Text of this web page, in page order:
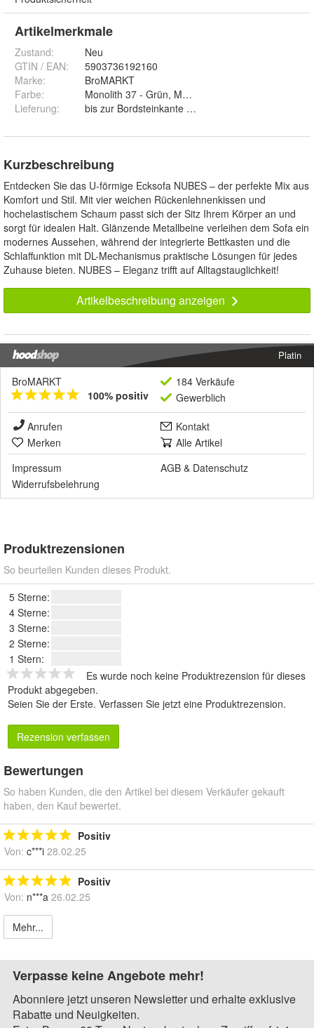
Artikelmerkmale
Zustand:
Neu
GTIN / EAN:
5903736192160
Marke:
BroMARKT
Farbe:
Monolith 37 - Grün, Monolith 48 - Senfgelb,
Lieferung:
Kurzbeschreibung
Entdecken Sie das U-förmige Ecksofa NUBES – der perfekte Mix aus
Komfort und Stil. Mit vier weichen Rückenlehnenkissen und
hochelastischem Schaum passt sich der Sitz Ihrem Körper an und
sorgt für idealen Halt. Glänzende Metallbeine verleihen dem Sofa ein
modernes Aussehen, während der integrierte Bettkasten und die
Schlaffunktion mit DL-Mechanismus praktische Lösungen für jedes
Zuhause bieten. NUBES – Eleganz trifft auf Alltagstauglichkeit!
Artikelbeschreibung anzeigen
Platin
BroMARKT
100% positiv
184 Verkäufe
Gewerblich
Anrufen
Kontakt
Merken
Alle Artikel
Impressum
AGB & Datenschutz
Widerrufsbelehrung
Produktrezensionen
So beurteilen Kunden dieses Produkt.
5 Sterne:
4 Sterne:
3 Sterne:
2 Sterne:
1 Stern:
Es wurde noch keine Produktrezension für dieses
Produkt abgegeben.
Seien Sie der Erste. Verfassen Sie jetzt eine Produktrezension.
Rezension verfassen
Bewertungen
So haben Kunden, die den Artikel bei diesem Verkäufer gekauft
haben, den Kauf bewertet.
Positiv
Von: c***i 28.02.25
Positiv
Von: n***a 26.02.25
Mehr...
Verpasse keine Angebote mehr!
Abonniere jetzt unseren Newsletter und erhalte exklusive
Rabatte und Neuigkeiten.